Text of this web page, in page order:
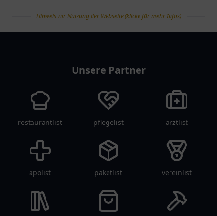
Hinweis zur Nutzung der Webseite (klicke für mehr Infos)
Unsere Partner
restaurantlist pflegelist arztlist
apolist paketlist vereinlist